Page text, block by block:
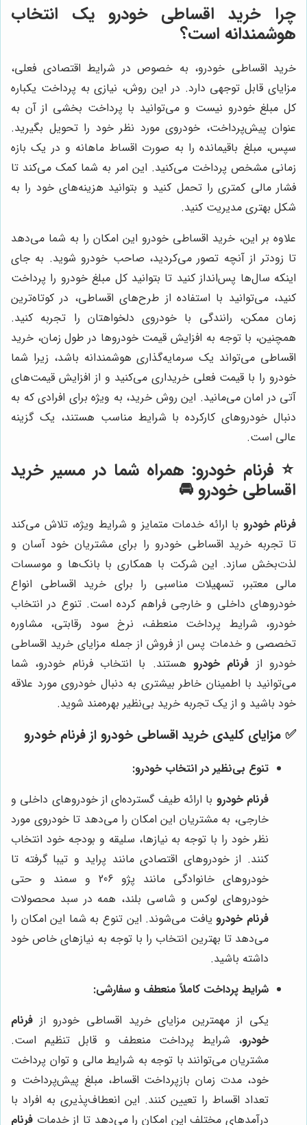
چرا خرید اقساطی خودرو یک انتخاب
هوشمندانه است؟
خرید اقساطی خودرو، به خصوص در شرایط اقتصادی فعلی،
مزایای قابل توجهی دارد. در این روش، نیازی به پرداخت یکباره
کل مبلغ خودرو نیست و می‌توانید با پرداخت بخشی از آن به
عنوان پیش‌پرداخت، خودروی مورد نظر خود را تحویل بگیرید.
سپس، مبلغ باقیمانده را به صورت اقساط ماهانه و در یک بازه
زمانی مشخص پرداخت می‌کنید. این امر به شما کمک می‌کند تا
فشار مالی کمتری را تحمل کنید و بتوانید هزینه‌های خود را به
شکل بهتری مدیریت کنید.
علاوه بر این، خرید اقساطی خودرو این امکان را به شما می‌دهد
تا زودتر از آنچه تصور می‌کردید، صاحب خودرو شوید. به جای
اینکه سال‌ها پس‌انداز کنید تا بتوانید کل مبلغ خودرو را پرداخت
کنید، می‌توانید با استفاده از طرح‌های اقساطی، در کوتاه‌ترین
زمان ممکن، رانندگی با خودروی دلخواهتان را تجربه کنید.
همچنین، با توجه به افزایش قیمت خودروها در طول زمان، خرید
اقساطی می‌تواند یک سرمایه‌گذاری هوشمندانه باشد، زیرا شما
خودرو را با قیمت فعلی خریداری می‌کنید و از افزایش قیمت‌های
آتی در امان می‌مانید. این روش خرید، به ویژه برای افرادی که به
دنبال خودروهای کارکرده با شرایط مناسب هستند، یک گزینه
عالی است.
⭐️ فرنام خودرو: همراه شما در مسیر خرید
اقساطی خودرو 🚘
فرنام خودرو با ارائه خدمات متمایز و شرایط ویژه، تلاش می‌کند
تا تجربه خرید اقساطی خودرو را برای مشتریان خود آسان و
لذت‌بخش سازد. این شرکت با همکاری با بانک‌ها و موسسات
مالی معتبر، تسهیلات مناسبی را برای خرید اقساطی انواع
خودروهای داخلی و خارجی فراهم کرده است. تنوع در انتخاب
خودرو، شرایط پرداخت منعطف، نرخ سود رقابتی، مشاوره
تخصصی و خدمات پس از فروش از جمله مزایای خرید اقساطی
خودرو از فرنام خودرو هستند. با انتخاب فرنام خودرو، شما
می‌توانید با اطمینان خاطر بیشتری به دنبال خودروی مورد علاقه
خود باشید و از یک تجربه خرید بی‌نظیر بهره‌مند شوید.
✅ مزایای کلیدی خرید اقساطی خودرو از فرنام خودرو
تنوع بی‌نظیر در انتخاب خودرو:
فرنام خودرو با ارائه طیف گسترده‌ای از خودروهای داخلی و
خارجی، به مشتریان این امکان را می‌دهد تا خودروی مورد
نظر خود را با توجه به نیازها، سلیقه و بودجه خود انتخاب
کنند. از خودروهای اقتصادی مانند پراید و تیبا گرفته تا
خودروهای خانوادگی مانند پژو 206 و سمند و حتی
خودروهای لوکس و شاسی بلند، همه در سبد محصولات
فرنام خودرویافت می‌شوند. این تنوع به شما این امکان را
می‌دهد تا بهترین انتخاب را با توجه به نیازهای خاص خود
داشته باشید.
شرایط پرداخت کاملاً منعطف و سفارشی:
یکی از مهمترین مزایای خرید اقساطی خودرو از فرنام
خودرو، شرایط پرداخت منعطف و قابل تنظیم است.
مشتریان می‌توانند با توجه به شرایط مالی و توان پرداخت
خود، مدت زمان بازپرداخت اقساط، مبلغ پیش‌پرداخت و
تعداد اقساط را تعیین کنند. این انعطاف‌پذیری به افراد با
درآمدهای مختلف این امکان را می‌دهد تا از خدمات فرنام